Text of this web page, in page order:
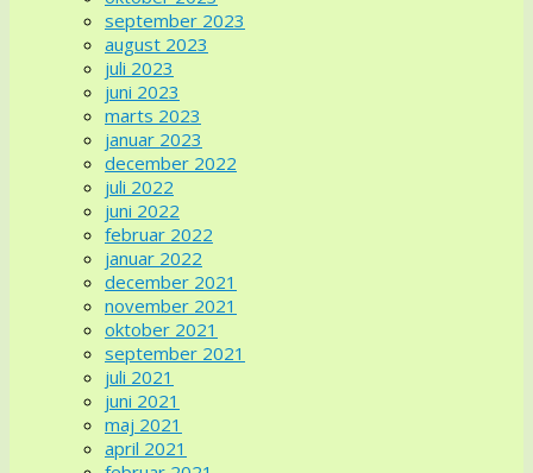
september 2023
august 2023
juli 2023
juni 2023
marts 2023
januar 2023
december 2022
juli 2022
juni 2022
februar 2022
januar 2022
december 2021
november 2021
oktober 2021
september 2021
juli 2021
juni 2021
maj 2021
april 2021